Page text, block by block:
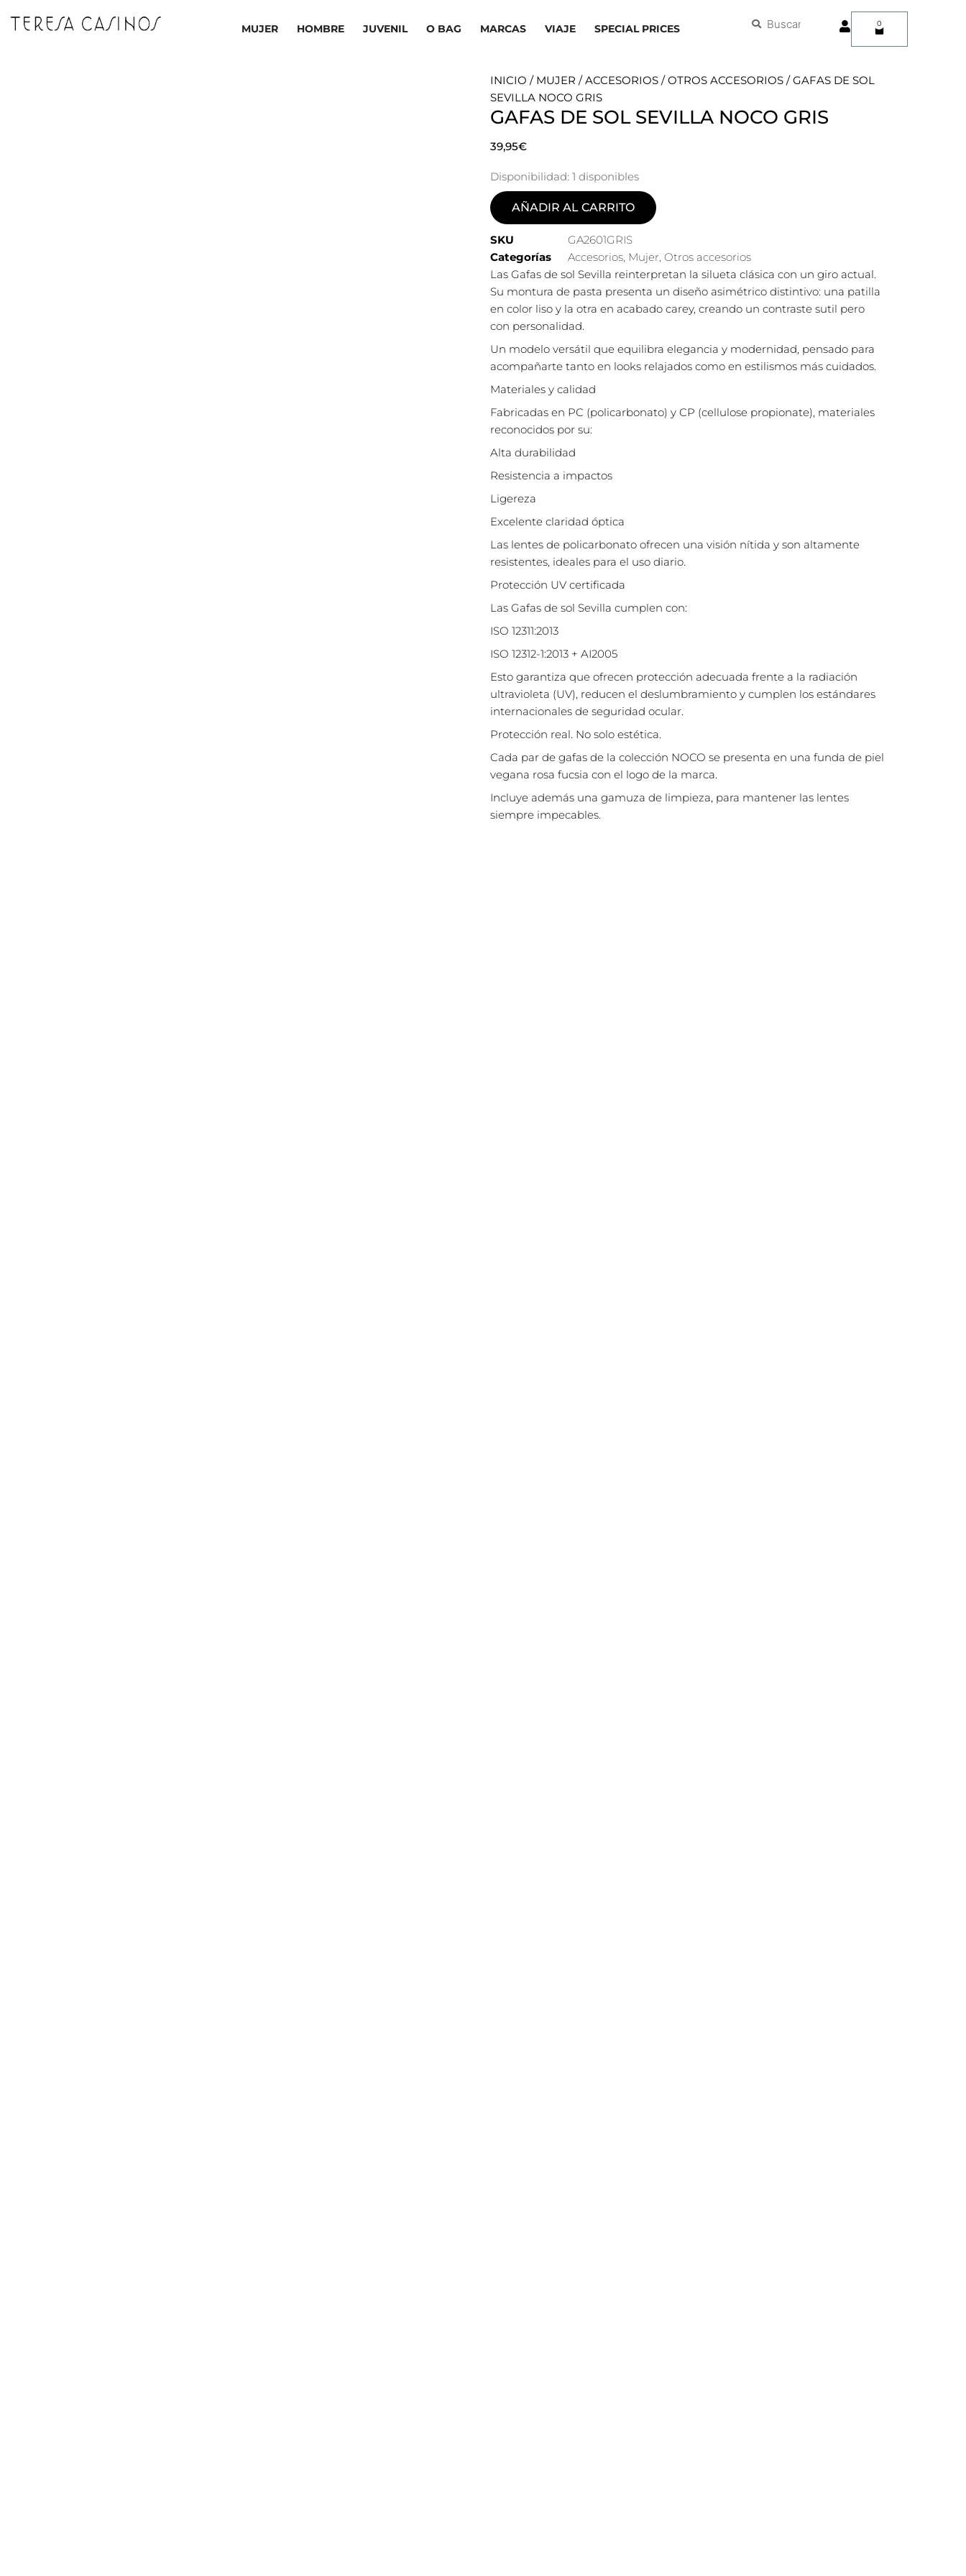
MUJER HOMBRE JUVENIL O BAG MARCAS VIAJE SPECIAL PRICES
User
0
Carrito
INICIO / MUJER /ACCESORIOS /OTROS ACCESORIOS / GAFAS DE SOL
SEVILLA NOCO GRIS
GAFAS DE SOL SEVILLA NOCO GRIS
39,95€
Disponibilidad: 1 disponibles
AÑADIR AL CARRITO
SKU
GA2601GRIS
Categorías
Accesorios, Mujer, Otros accesorios
Las Gafas de sol Sevilla reinterpretan la silueta clásica con un giro actual.
Su montura de pasta presenta un diseño asimétrico distintivo: una patilla
en color liso y la otra en acabado carey, creando un contraste sutil pero
con personalidad.
Un modelo versátil que equilibra elegancia y modernidad, pensado para
acompañarte tanto en looks relajados como en estilismos más cuidados.
Materiales y calidad
Fabricadas en PC (policarbonato) y CP (cellulose propionate), materiales
reconocidos por su:
Alta durabilidad
Resistencia a impactos
Ligereza
Excelente claridad óptica
Las lentes de policarbonato ofrecen una visión nítida y son altamente
resistentes, ideales para el uso diario.
Protección UV certificada
Las Gafas de sol Sevilla cumplen con:
ISO 12311:2013
ISO 12312-1:2013 + AI2005
Esto garantiza que ofrecen protección adecuada frente a la radiación
ultravioleta (UV), reducen el deslumbramiento y cumplen los estándares
internacionales de seguridad ocular.
Protección real. No solo estética.
Cada par de gafas de la colección NOCO se presenta en una funda de piel
vegana rosa fucsia con el logo de la marca.
Incluye además una gamuza de limpieza, para mantener las lentes
siempre impecables.